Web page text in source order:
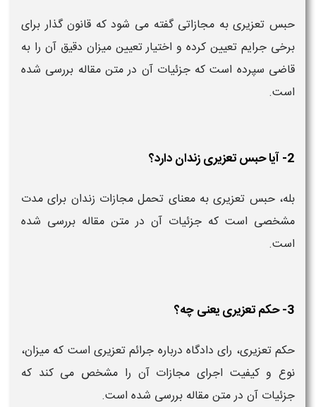
حبس تعزیری به مجازاتی گفته می شود که قانون گذار برای
برخی جرایم تعیین کرده و اختیار تعیین میزان دقیق آن را به
قاضی سپرده است که جزئیات آن در متن مقاله بررسی شده
است.
2- آیا حبس تعزیری زندان دارد؟
بله، حبس تعزیری به معنای تحمل مجازات زندان برای مدت
مشخصی است که جزئیات آن در متن مقاله بررسی شده
است.
3- حکم تعزیری یعنی چه؟
حکم تعزیری، رای دادگاه درباره جرائم تعزیری است که میزان،
نوع و کیفیت اجرای مجازات آن را مشخص می کند که
جزئیات آن در متن مقاله بررسی شده است.